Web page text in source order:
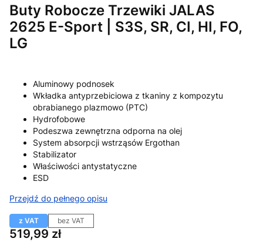
Buty Robocze Trzewiki JALAS
2625 E-Sport | S3S, SR, CI, HI, FO,
LG
Aluminowy podnosek
Wkładka antyprzebiciowa z tkaniny z kompozytu
obrabianego plazmowo (PTC)
Hydrofobowe
Podeszwa zewnętrzna odporna na olej
System absorpcji wstrząsów Ergothan
Stabilizator
Właściwości antystatyczne
ESD
Przejdź do pełnego opisu
z VAT bez VAT
Cena
519,99 zł